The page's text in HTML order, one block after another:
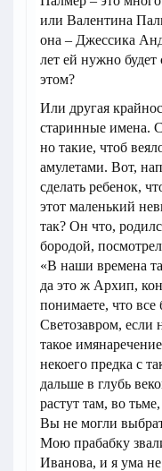
или Валентина
она – Джессика
лет ей нужно
этом?
Или другая
старинные имена.
но такие, чтоб
амулетами. Вот,
сделать ребенок,
этот маленький
так? Он что,
бородой,
«В наши времена
да это ж Архип,
понимаете, что все
Светозавром,
такое
некоего предка с
дальше в глубь
растут там, во
Вы не могли
Мою прабабку
Иванова, и я ума